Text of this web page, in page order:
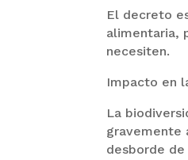
El decreto
alimentaria,
necesiten.
Impacto en
La
gravemente
desborde